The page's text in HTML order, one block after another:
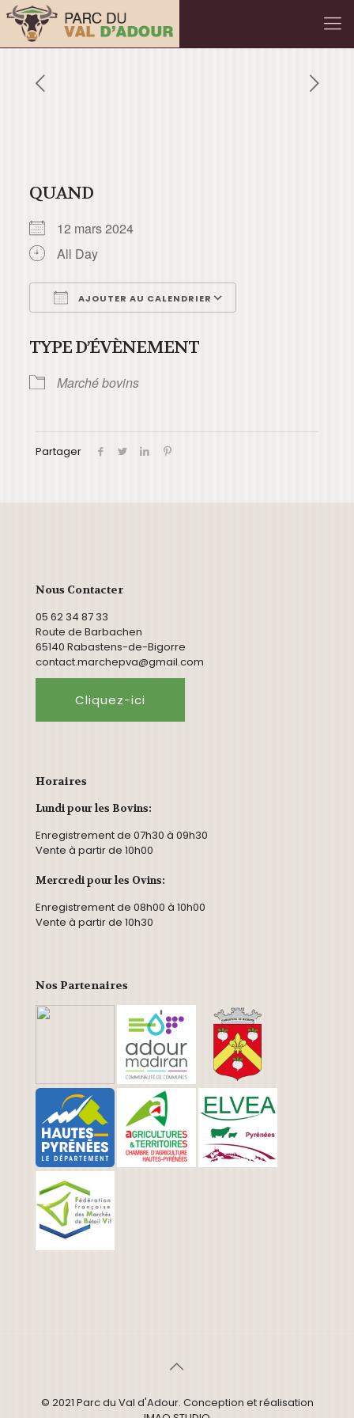
QUAND
12 mars 2024
All Day
AJOUTER AU CALENDRIER
TYPE D’ÉVÈNEMENT
Marché bovins
Partager
Nous Contacter
05 62 34 87 33
Route de Barbachen
65140 Rabastens-de-Bigorre
contact.marchepva@gmail.com
Cliquez-ici
Horaires
Lundi pour les Bovins:
Enregistrement de 07h30 à 09h30
Vente à partir de 10h00
Mercredi pour les Ovins:
Enregistrement de 08h00 à 10h00
Vente à partir de 10h30
Nos Partenaires
© 2021 Parc du Val d'Adour. Conception et réalisation